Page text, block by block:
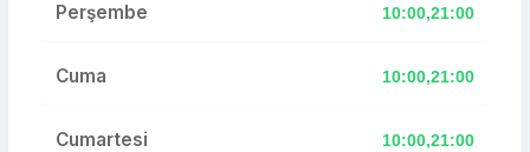
Perşembe 10:00,21:00
Cuma 10:00,21:00
Cumartesi 10:00,21:00